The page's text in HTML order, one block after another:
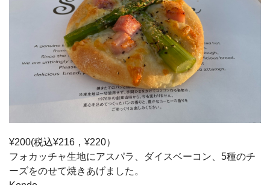
¥200(税込¥216，¥220）
フォカッチャ生地にアスパラ、ダイスベーコン、5種のチ
ーズをのせて焼きあげました。